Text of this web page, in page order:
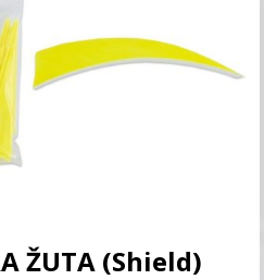
ŽUTA (Shield)